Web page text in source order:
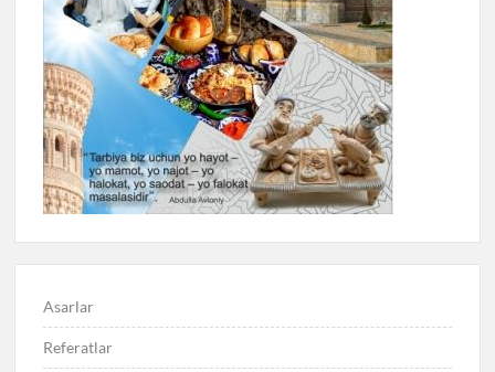
Asarlar
Referatlar